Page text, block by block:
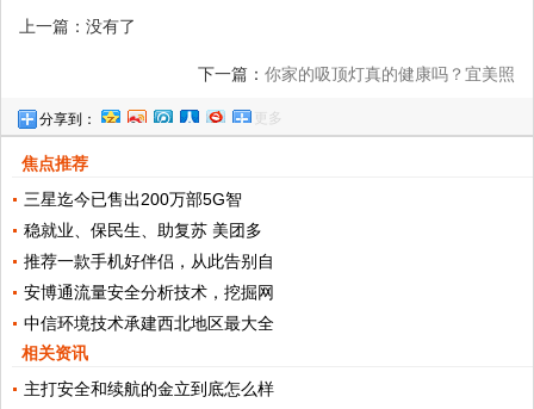
上一篇：没有了
下一篇： 你家的吸顶灯真的健康吗？宜美照
分享到： 更多
焦点推荐
三星迄今已售出200万部5G智
稳就业、保民生、助复苏 美团多
推荐一款手机好伴侣，从此告别自
安博通流量安全分析技术，挖掘网
中信环境技术承建西北地区最大全
相关资讯
主打安全和续航的金立到底怎么样